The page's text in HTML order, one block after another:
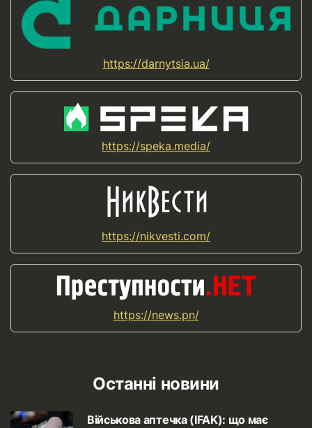
https://darnytsia.ua/
https://speka.media/
https://nikvesti.com/
https://news.pn/
Останні новини
Військова аптечка (IFAK): що має